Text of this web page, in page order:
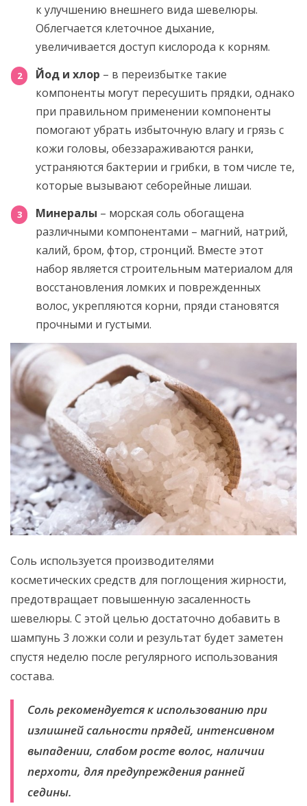
к улучшению внешнего вида шевелюры.
Облегчается клеточное дыхание,
увеличивается доступ кислорода к корням.
Йод и хлор – в переизбытке такие
компоненты могут пересушить прядки, однако
при правильном применении компоненты
помогают убрать избыточную влагу и грязь с
кожи головы, обеззараживаются ранки,
устраняются бактерии и грибки, в том числе те,
которые вызывают себорейные лишаи.
Минералы – морская соль обогащена
различными компонентами – магний, натрий,
калий, бром, фтор, стронций. Вместе этот
набор является строительным материалом для
восстановления ломких и поврежденных
волос, укрепляются корни, пряди становятся
прочными и густыми.
Соль используется производителями
косметических средств для поглощения жирности,
предотвращает повышенную засаленность
шевелюры. С этой целью достаточно добавить в
шампунь 3 ложки соли и результат будет заметен
спустя неделю после регулярного использования
состава.
Соль рекомендуется к использованию при
излишней сальности прядей, интенсивном
выпадении, слабом росте волос, наличии
перхоти, для предупреждения ранней
седины.